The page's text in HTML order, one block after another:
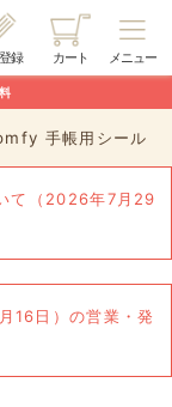
メニュー
カート
録
手帳用シール
て（2026年7月29
16日）の営業・発